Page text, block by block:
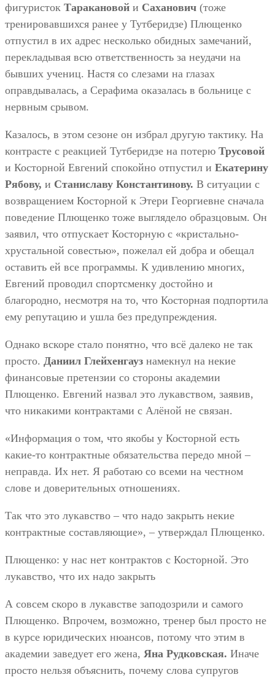
фигуристок Таракановой и Саханович (тоже
тренировавшихся ранее у Тутберидзе) Плющенко
отпустил в их адрес несколько обидных замечаний,
перекладывая всю ответственность за неудачи на
бывших учениц. Настя со слезами на глазах
оправдывалась, а Серафима оказалась в больнице с
нервным срывом.
Казалось, в этом сезоне он избрал другую тактику. На
контрасте с реакцией Тутберидзе на потерю Трусовой
и Косторной Евгений спокойно отпустил и Екатерину
Рябову, и Станиславу Константинову. В ситуации с
возвращением Косторной к Этери Георгиевне сначала
поведение Плющенко тоже выглядело образцовым. Он
заявил, что отпускает Косторную с «кристально-
хрустальной совестью», пожелал ей добра и обещал
оставить ей все программы. К удивлению многих,
Евгений проводил спортсменку достойно и
благородно, несмотря на то, что Косторная подпортила
ему репутацию и ушла без предупреждения.
Однако вскоре стало понятно, что всё далеко не так
просто. Даниил Глейхенгауз намекнул на некие
финансовые претензии со стороны академии
Плющенко. Евгений назвал это лукавством, заявив,
что никакими контрактами с Алёной не связан.
«Информация о том, что якобы у Косторной есть
какие-то контрактные обязательства передо мной –
неправда. Их нет. Я работаю со всеми на честном
слове и доверительных отношениях.
Так что это лукавство – что надо закрыть некие
контрактные составляющие», – утверждал Плющенко.
Плющенко: у нас нет контрактов с Косторной. Это
лукавство, что их надо закрыть
А совсем скоро в лукавстве заподозрили и самого
Плющенко. Впрочем, возможно, тренер был просто не
в курсе юридических нюансов, потому что этим в
академии заведует его жена, Яна Рудковская. Иначе
просто нельзя объяснить, почему слова супругов